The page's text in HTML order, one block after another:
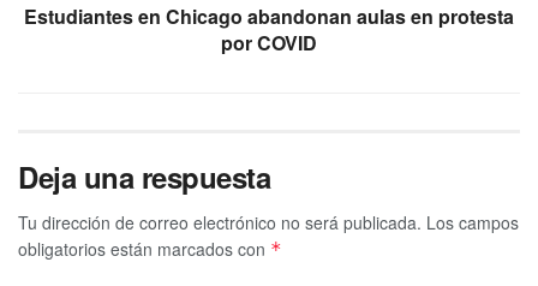
Estudiantes en Chicago abandonan aulas en protesta
por COVID
Deja una respuesta
Tu dirección de correo electrónico no será publicada. Los campos
obligatorios están marcados con *